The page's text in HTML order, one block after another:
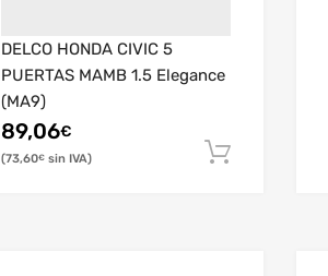
DELCO HONDA CIVIC 5
PUERTAS MAMB 1.5 Elegance
(MA9)
89,06€
73,60€